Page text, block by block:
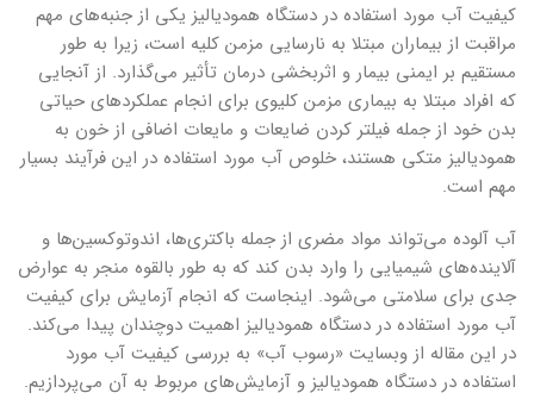
کیفیت آب مورد استفاده در دستگاه همودیالیز یکی از جنبه‌های مهم
مراقبت از بیماران مبتلا به نارسایی مزمن کلیه است، زیرا به طور
مستقیم بر ایمنی بیمار و اثربخشی درمان تأثیر می‌گذارد. از آنجایی
که افراد مبتلا به بیماری مزمن کلیوی برای انجام عملکردهای حیاتی
بدن خود از جمله فیلتر کردن ضایعات و مایعات اضافی از خون به
همودیالیز متکی هستند، خلوص آب مورد استفاده در این فرآیند بسیار
مهم است.
آب آلوده می‌تواند مواد مضری از جمله باکتری‌ها، اندوتوکسین‌ها و
آلاینده‌های شیمیایی را وارد بدن کند که به طور بالقوه منجر به عوارض
جدی برای سلامتی می‌شود. اینجاست که انجام آزمایش برای کیفیت
آب مورد استفاده در دستگاه همودیالیز اهمیت دوچندان پیدا می‌کند.
در این مقاله از وبسایت «رسوب آب» به بررسی کیفیت آب مورد
استفاده در دستگاه همودیالیز و آزمایش‌های مربوط به آن می‌پردازیم.